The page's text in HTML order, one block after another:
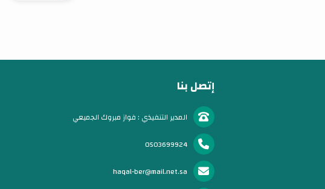
إتصل بنا
المدير التنفيذي : فواز مبروك الجميعي
0503699924
haqal-ber@mail.net.sa